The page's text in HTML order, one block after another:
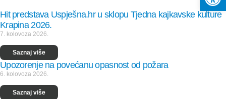
Hit predstava Uspješna.hr u sklopu Tjedna kajkavske kulture
Krapina 2026.
7. kolovoza 2026.
Saznaj više
Upozorenje na povećanu opasnost od požara
6. kolovoza 2026.
Saznaj više